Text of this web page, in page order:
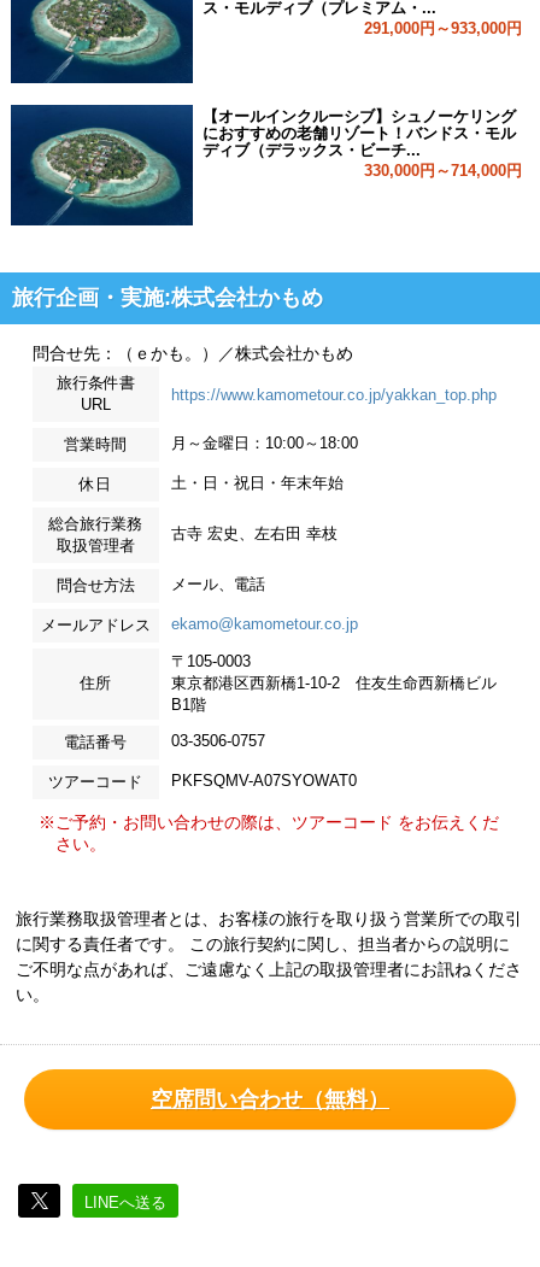
ス・モルディブ（プレミアム・...
291,000円～933,000円
【オールインクルーシブ】シュノーケリング
におすすめの老舗リゾート！バンドス・モル
ディブ（デラックス・ビーチ...
330,000円～714,000円
旅行企画・実施:株式会社かもめ
問合せ先：（ｅかも。）／株式会社かもめ
旅行条件書
URL
https://www.kamometour.co.jp/yakkan_top.php
営業時間 月～金曜日：10:00～18:00
休日 土・日・祝日・年末年始
総合旅行業務
取扱管理者
古寺 宏史、左右田 幸枝
問合せ方法 メール、電話
メールアドレス ekamo@kamometour.co.jp
住所
〒105-0003
東京都港区西新橋1-10-2 住友生命西新橋ビル
B1階
電話番号 03-3506-0757
ツアーコード PKFSQMV-A07SYOWAT0
※ご予約・お問い合わせの際は、ツアーコード をお伝えくだ
さい。
旅行業務取扱管理者とは、お客様の旅行を取り扱う営業所での取引
に関する責任者です。 この旅行契約に関し、担当者からの説明に
ご不明な点があれば、ご遠慮なく上記の取扱管理者にお訊ねくださ
い。
空席問い合わせ（無料）
LINEへ送る